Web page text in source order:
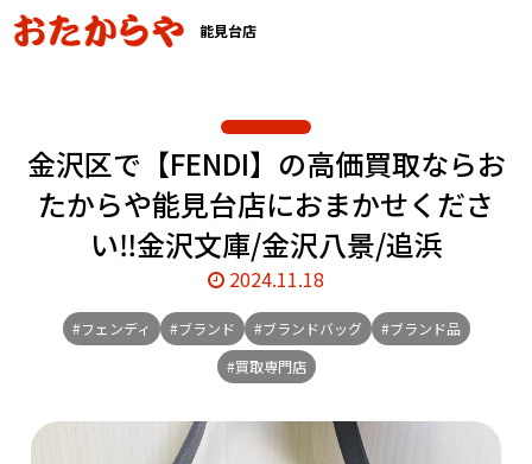
能見台店
金沢区で【FENDI】の高価買取ならお
たからや能見台店におまかせくださ
い‼️金沢文庫/金沢八景/追浜
2024.11.18
#フェンディ #ブランド #ブランドバッグ
#ブランド品
#買取専門店